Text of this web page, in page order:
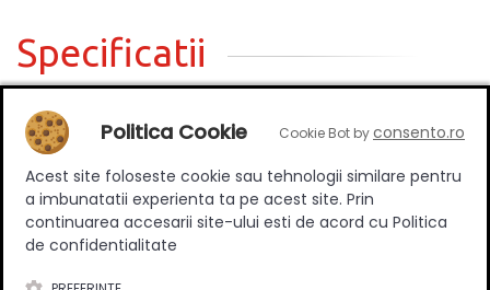
Specificatii
Inaltime
50 mm
Ajustabil
Da
Material
Otel
Culoare
Politica Cookie Cookie Bot byconsento.ro
Acest site foloseste cookie sau tehnologii similare pentru
a imbunatatii experienta ta pe acest site. Prin
continuarea accesarii site-ului esti de acord cu Politica
de confidentialitate